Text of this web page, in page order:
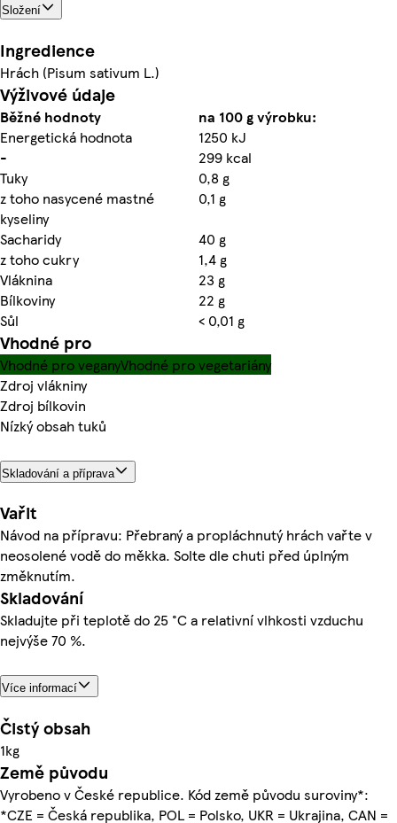
Složení
Ingredience
Hrách (Pisum sativum L.)
Výživové údaje
Běžné hodnoty
na 100 g výrobku:
Energetická hodnota
1250 kJ
-
299 kcal
Tuky
0,8 g
z toho nasycené mastné
kyseliny
0,1 g
Sacharidy
40 g
z toho cukry
1,4 g
Vláknina
23 g
Bílkoviny
22 g
Sůl
< 0,01 g
Vhodné pro
Vhodné pro veganyVhodné pro vegetariány
Zdroj vlákniny
Zdroj bílkovin
Nízký obsah tuků
Skladování a příprava
Vařit
Návod na přípravu: Přebraný a propláchnutý hrách vařte v
neosolené vodě do měkka. Solte dle chuti před úplným
změknutím.
Skladování
Skladujte při teplotě do 25 °C a relativní vlhkosti vzduchu
nejvýše 70 %.
Více informací
Čistý obsah
1kg
Země původu
Vyrobeno v České republice. Kód země původu suroviny*:
*CZE = Česká republika, POL = Polsko, UKR = Ukrajina, CAN =